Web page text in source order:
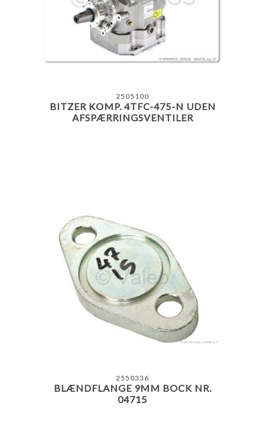
2505100
BITZER KOMP. 4TFC-475-N UDEN
AFSPÆRRINGSVENTILER
2550336
BLÆNDFLANGE 9MM BOCK NR.
04715